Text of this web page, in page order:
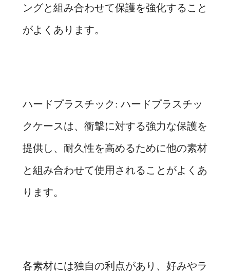
ングと組み合わせて保護を強化すること
がよくあります。
ハードプラスチック: ハードプラスチッ
クケースは、衝撃に対する強力な保護を
提供し、耐久性を高めるために他の素材
と組み合わせて使用​​されることがよくあ
ります。
各素材には独自の利点があり、好みやラ